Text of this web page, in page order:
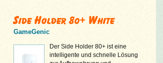
Side Holder 80+ White
GameGenic
Der Side Holder 80+ ist eine
intelligente und schnelle Lösung